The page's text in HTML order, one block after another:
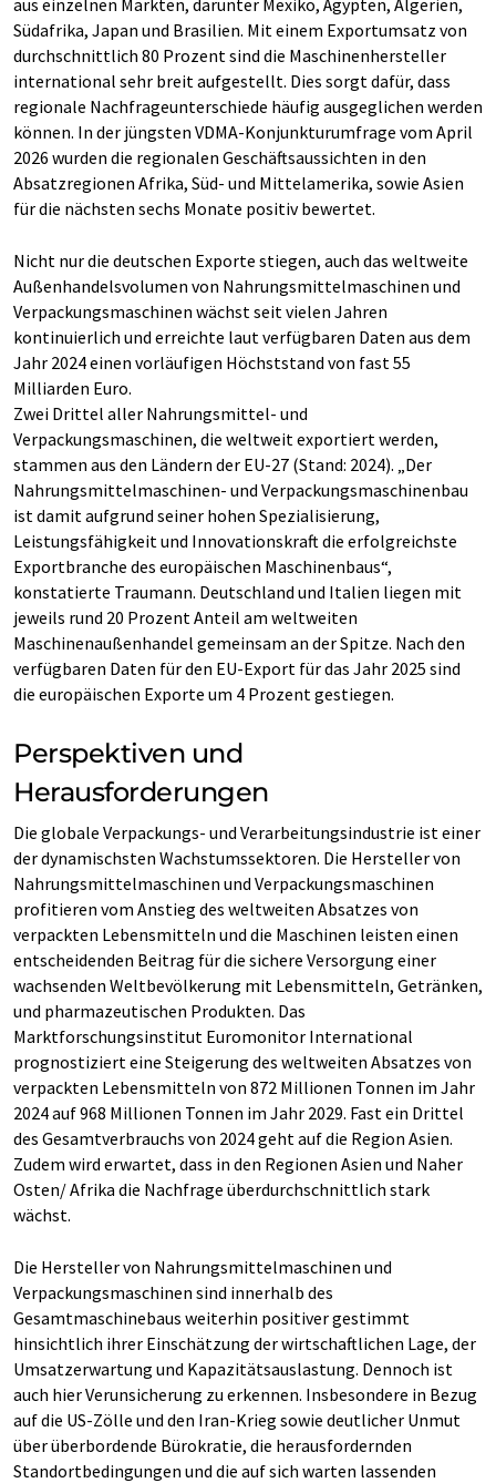
Südafrika, Japan und Brasilien. Mit einem Exportumsatz von
durchschnittlich 80 Prozent sind die Maschinenhersteller
international sehr breit aufgestellt. Dies sorgt dafür, dass
regionale Nachfrageunterschiede häufig ausgeglichen werden
können. In der jüngsten VDMA-Konjunkturumfrage vom April
2026 wurden die regionalen Geschäftsaussichten in den
Absatzregionen Afrika, Süd- und Mittelamerika, sowie Asien
für die nächsten sechs Monate positiv bewertet.
Nicht nur die deutschen Exporte stiegen, auch das weltweite
Außenhandelsvolumen von Nahrungsmittelmaschinen und
Verpackungsmaschinen wächst seit vielen Jahren
kontinuierlich und erreichte laut verfügbaren Daten aus dem
Jahr 2024 einen vorläufigen Höchststand von fast 55
Milliarden Euro.
Zwei Drittel aller Nahrungsmittel- und
Verpackungsmaschinen, die weltweit exportiert werden,
stammen aus den Ländern der EU-27 (Stand: 2024). „Der
Nahrungsmittelmaschinen- und Verpackungsmaschinenbau
ist damit aufgrund seiner hohen Spezialisierung,
Leistungsfähigkeit und Innovationskraft die erfolgreichste
Exportbranche des europäischen Maschinenbaus“,
konstatierte Traumann. Deutschland und Italien liegen mit
jeweils rund 20 Prozent Anteil am weltweiten
Maschinenaußenhandel gemeinsam an der Spitze. Nach den
verfügbaren Daten für den EU-Export für das Jahr 2025 sind
die europäischen Exporte um 4 Prozent gestiegen.
Perspektiven und
Herausforderungen
Die globale Verpackungs- und Verarbeitungsindustrie ist einer
der dynamischsten Wachstumssektoren. Die Hersteller von
Nahrungsmittelmaschinen und Verpackungsmaschinen
profitieren vom Anstieg des weltweiten Absatzes von
verpackten Lebensmitteln und die Maschinen leisten einen
entscheidenden Beitrag für die sichere Versorgung einer
wachsenden Weltbevölkerung mit Lebensmitteln, Getränken,
und pharmazeutischen Produkten. Das
Marktforschungsinstitut Euromonitor International
prognostiziert eine Steigerung des weltweiten Absatzes von
verpackten Lebensmitteln von 872 Millionen Tonnen im Jahr
2024 auf 968 Millionen Tonnen im Jahr 2029. Fast ein Drittel
des Gesamtverbrauchs von 2024 geht auf die Region Asien.
Zudem wird erwartet, dass in den Regionen Asien und Naher
Osten/ Afrika die Nachfrage überdurchschnittlich stark
wächst.
Die Hersteller von Nahrungsmittelmaschinen und
Verpackungsmaschinen sind innerhalb des
Gesamtmaschinebaus weiterhin positiver gestimmt
hinsichtlich ihrer Einschätzung der wirtschaftlichen Lage, der
Umsatzerwartung und Kapazitätsauslastung. Dennoch ist
auch hier Verunsicherung zu erkennen. Insbesondere in Bezug
auf die US-Zölle und den Iran-Krieg sowie deutlicher Unmut
über überbordende Bürokratie, die herausfordernden
Standortbedingungen und die auf sich warten lassenden